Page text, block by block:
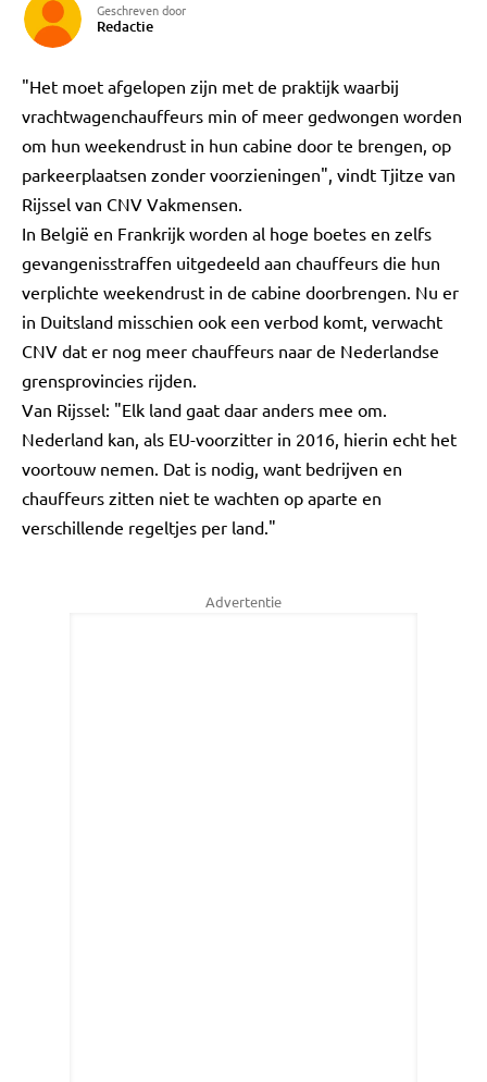
Geschreven door
Redactie
"Het moet afgelopen zijn met de praktijk waarbij
vrachtwagenchauffeurs min of meer gedwongen worden
om hun weekendrust in hun cabine door te brengen, op
parkeerplaatsen zonder voorzieningen", vindt Tjitze van
Rijssel van CNV Vakmensen.
In België en Frankrijk worden al hoge boetes en zelfs
gevangenisstraffen uitgedeeld aan chauffeurs die hun
verplichte weekendrust in de cabine doorbrengen. Nu er
in Duitsland misschien ook een verbod komt, verwacht
CNV dat er nog meer chauffeurs naar de Nederlandse
grensprovincies rijden.
Van Rijssel: "Elk land gaat daar anders mee om.
Nederland kan, als EU-voorzitter in 2016, hierin echt het
voortouw nemen. Dat is nodig, want bedrijven en
chauffeurs zitten niet te wachten op aparte en
verschillende regeltjes per land."
Advertentie